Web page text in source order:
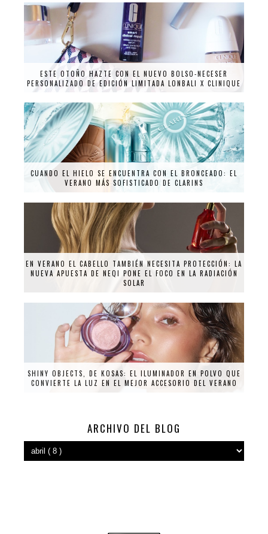
ESTE OTOÑO HAZTE CON EL NUEVO BOLSO-NECESER
PERSONALIZADO DE EDICIÓN LIMITADA LONBALI X CLINIQUE
CUANDO EL HIELO SE ENCUENTRA CON EL BRONCEADO: EL
VERANO MÁS SOFISTICADO DE CLARINS
EN VERANO EL CABELLO TAMBIÉN NECESITA PROTECCIÓN: LA
NUEVA APUESTA DE NEQI PONE EL FOCO EN LA RADIACIÓN
SOLAR
SHINY OBJECTS, DE KOSAS: EL ILUMINADOR EN POLVO QUE
CONVIERTE LA LUZ EN EL MEJOR ACCESORIO DEL VERANO
ARCHIVO DEL BLOG